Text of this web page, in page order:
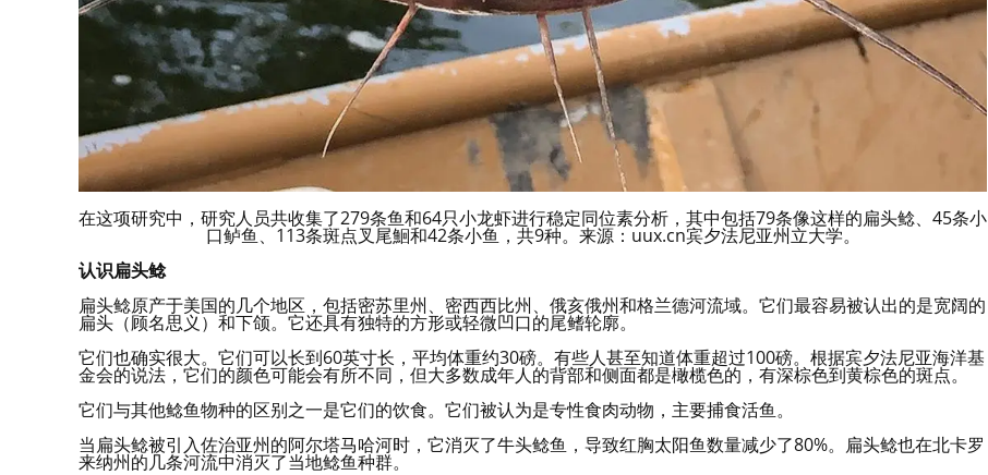
在这项研究中，研究人员共收集了279条鱼和64只小龙虾进行稳定同位素分析，其中包括79条像这样的扁头鲶、45条小
口鲈鱼、113条斑点叉尾鮰和42条小鱼，共9种。来源：uux.cn宾夕法尼亚州立大学。
认识扁头鲶
扁头鲶原产于美国的几个地区，包括密苏里州、密西西比州、俄亥俄州和格兰德河流域。它们最容易被认出的是宽阔的
扁头（顾名思义）和下颌。它还具有独特的方形或轻微凹口的尾鳍轮廓。
它们也确实很大。它们可以长到60英寸长，平均体重约30磅。有些人甚至知道体重超过100磅。根据宾夕法尼亚海洋基
金会的说法，它们的颜色可能会有所不同，但大多数成年人的背部和侧面都是橄榄色的，有深棕色到黄棕色的斑点。
它们与其他鲶鱼物种的区别之一是它们的饮食。它们被认为是专性食肉动物，主要捕食活鱼。
当扁头鲶被引入佐治亚州的阿尔塔马哈河时，它消灭了牛头鲶鱼，导致红胸太阳鱼数量减少了80%。扁头鲶也在北卡罗
来纳州的几条河流中消灭了当地鲶鱼种群。